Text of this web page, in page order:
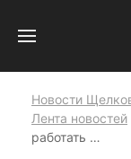
Новости
Лента новостей
работать …